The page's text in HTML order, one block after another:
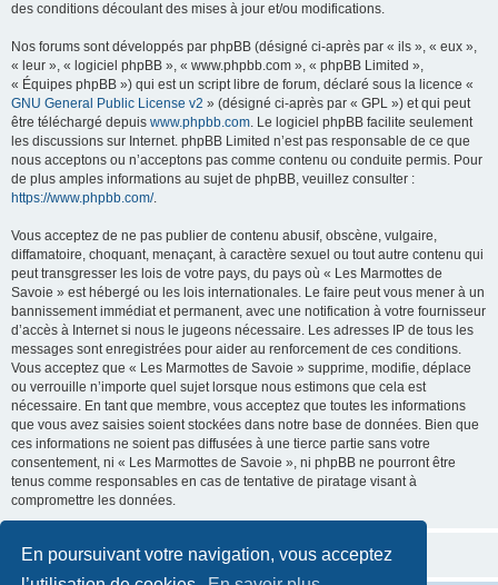
En poursuivant votre navigation, vous acceptez
des conditions découlant des mises à jour et/ou modifications.
Nos forums sont développés par phpBB (désigné ci-après par « ils », « eux »,
« leur », « logiciel phpBB », « www.phpbb.com », « phpBB Limited »,
« Équipes phpBB ») qui est un script libre de forum, déclaré sous la licence «
GNU General Public License v2 » (désigné ci-après par « GPL ») et qui peut
être téléchargé depuis www.phpbb.com. Le logiciel phpBB facilite seulement
les discussions sur Internet. phpBB Limited n’est pas responsable de ce que
nous acceptons ou n’acceptons pas comme contenu ou conduite permis. Pour
de plus amples informations au sujet de phpBB, veuillez consulter :
https://www.phpbb.com/.
Vous acceptez de ne pas publier de contenu abusif, obscène, vulgaire,
diffamatoire, choquant, menaçant, à caractère sexuel ou tout autre contenu qui
peut transgresser les lois de votre pays, du pays où « Les Marmottes de
Savoie » est hébergé ou les lois internationales. Le faire peut vous mener à un
bannissement immédiat et permanent, avec une notification à votre fournisseur
d’accès à Internet si nous le jugeons nécessaire. Les adresses IP de tous les
messages sont enregistrées pour aider au renforcement de ces conditions.
Vous acceptez que « Les Marmottes de Savoie » supprime, modifie, déplace
ou verrouille n’importe quel sujet lorsque nous estimons que cela est
nécessaire. En tant que membre, vous acceptez que toutes les informations
que vous avez saisies soient stockées dans notre base de données. Bien que
ces informations ne soient pas diffusées à une tierce partie sans votre
consentement, ni « Les Marmottes de Savoie », ni phpBB ne pourront être
tenus comme responsables en cas de tentative de piratage visant à
compromettre les données.